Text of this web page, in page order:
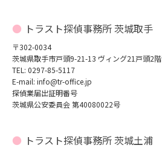
トラスト探偵事務所 茨城取手
〒302-0034
茨城県取手市戸頭9-21-13 ヴィング21戸頭2階
TEL: 0297-85-5117
E-mail: info@tr-office.jp
探偵業届出証明番号
茨城県公安委員会 第40080022号
トラスト探偵事務所 茨城土浦